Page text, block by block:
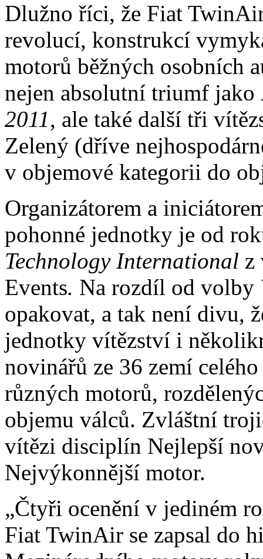
Dlužno říci, že Fiat
revolucí, konstrukcí
motorů běžných osobních
nejen absolutní triumf jako
2011, ale také další tři
Zelený (dříve
v objemové kategorii do
Organizátorem a
pohonné jednotky je od
Technology International z
Events. Na rozdíl od volby
opakovat, a tak není divu,
jednotky vítězství i
novinářů ze 36 zemí
různých motorů,
objemu válců. Zvláštní
vítězi disciplín Nejlepší
Nejvýkonnější motor.
„Čtyři ocenění v jediném
Fiat TwinAir se zapsal do